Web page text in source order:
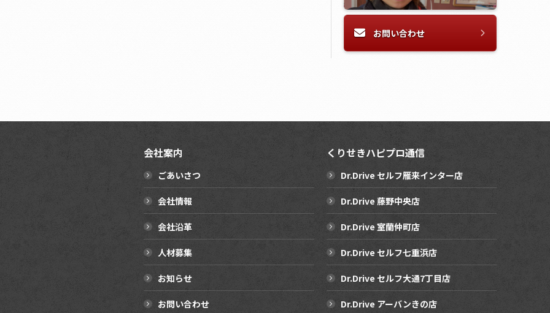
お問い合わせ
会社案内
ごあいさつ
会社情報
会社沿革
人材募集
お知らせ
お問い合わせ
くりせきハピプロ通信
Dr.Drive セルフ雁来インター店
Dr.Drive 藤野中央店
Dr.Drive 室蘭仲町店
Dr.Drive セルフ七重浜店
Dr.Drive セルフ大通7丁目店
Dr.Drive アーバンきの店